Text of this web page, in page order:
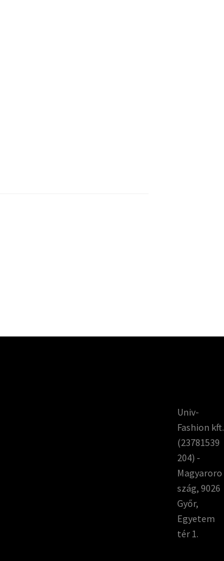
Univ-
Fashion kft.
(23781539
204) -
Magyaroro
szág, 9026
Győr,
Egyetem
tér 1.